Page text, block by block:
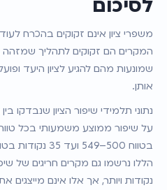
לסיכום
משפרי ציון אינם זקוקים בהכרח
המקרים הם זקוקים לתהליך
שמונעות מהם להגיע לציון היעד
אותן.
נקודות ויותר, אך אלו אינם